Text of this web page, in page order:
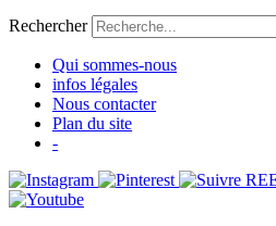
Rechercher
Qui sommes-nous
infos légales
Nous contacter
Plan du site
-